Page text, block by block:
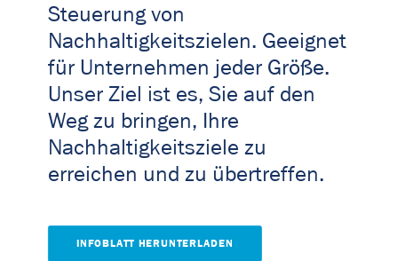
Steuerung von
Nachhaltigkeitszielen. Geeignet
für Unternehmen jeder Größe.
Unser Ziel ist es, Sie auf den
Weg zu bringen, Ihre
Nachhaltigkeitsziele zu
erreichen und zu übertreffen.
INFOBLATT HERUNTERLADEN